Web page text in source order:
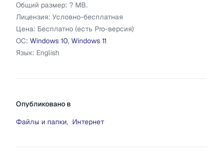
Общий размер: ? MB.
Лицензия: Условно-бесплатная
Цена: Бесплатно (есть Pro-версия)
ОС: Windows 10, Windows 11
Язык: English
Опубликовано в
Файлы и папки, Интернет